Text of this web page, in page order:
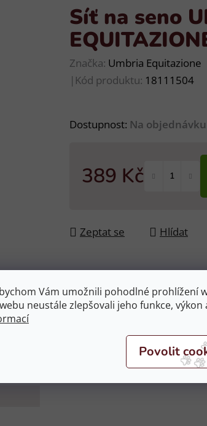
Vám umožnili pohodlné prohlížení
neustále zlepšovali jeho funkce, výkon
Síť na seno
Značka: Umbria Equitazione
| Kód produktu: 18111504
Dostupnost: Na objednávku
389 Kč
Zeptat se Hlídat